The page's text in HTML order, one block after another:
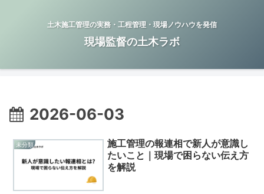
土木施工管理の実務・工程管理・現場ノウハウを発信
現場監督の土木ラボ
2026-06-03
未分類
施工管理の報連相で新人が意識し
たいこと｜現場で困らない伝え方
を解説